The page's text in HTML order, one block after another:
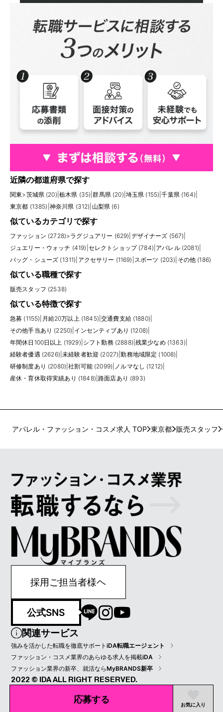
応募する お気に入り
近隣の都道府県で探す
関東>茨城県 (20) 栃木県 (35) |群馬県 (20) 埼玉県 (155) |千葉県 (164)
東京都 (1385) 神奈川県 (312) 山梨県 (6)
似ているカテゴリで探す
ファッション (2728)>ラグジュアリー (629) デザイナーズ (567)
ジュエリー・ウォッチ (419) セレクトショップ (784) アパレル (2081)
バッグ・シューズ (1311) アクセサリー (1169) スポーツ (203) その他 (186)
似ている職種で探す
販売スタッフ (2538)
似ている特徴で探す
急募 (1155) 月給20万以上 (1845) |交通費支給 (1880)
その他手当あり (2250) インセンティブあり (1208)
年間休日100日以上 (1929) シフト勤務 (2888) 残業少なめ (1363)
経験者優遇 (2626) |未経験者歓迎 (2027) |勤務地域限定 (1008)
研修制度あり (2080) |社割可能 (2099) ノルマなし (1212)
産休・育休取得実績あり (1848) |路面店あり (893)
アパレル・ファッション・コスメ求人 TOP 東京都 販売スタッフ
採用ご担当者様ヘ
公式SNS
関連サービス
強みを活かした転職を徹底サポートiDA転職エージェント
ファッション・コスメ業界のあらゆる求人を掲載iDA
ファッション業界の新卒、就活ならMyBRANDS新卒
2022 © IDA ALL RIGHT RESERVED.